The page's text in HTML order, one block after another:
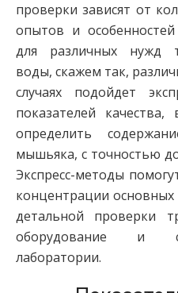
проверки зависят от
опытов и
для различных нужд
воды, скажем так,
случаях подойдет
показателей качества,
определить
мышьяка, с точностью
Экспресс-методы
концентрации
детальной проверки
оборудование и
лаборатории.